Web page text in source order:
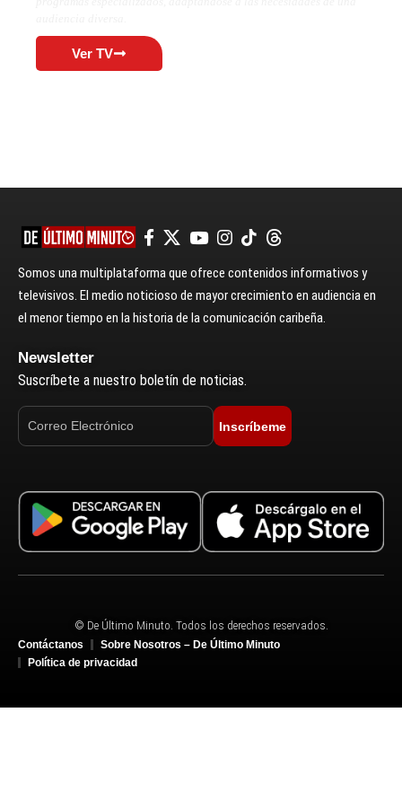
Ver TV
Somos una multiplataforma que ofrece contenidos informativos y
televisivos. El medio noticioso de mayor crecimiento en audiencia en
el menor tiempo en la historia de la comunicación caribeña.
Newsletter
Suscríbete a nuestro boletín de noticias.
Inscríbeme
© De Último Minuto. Todos los derechos reservados.
Contáctanos
Sobre Nosotros – De Último Minuto
Política de privacidad